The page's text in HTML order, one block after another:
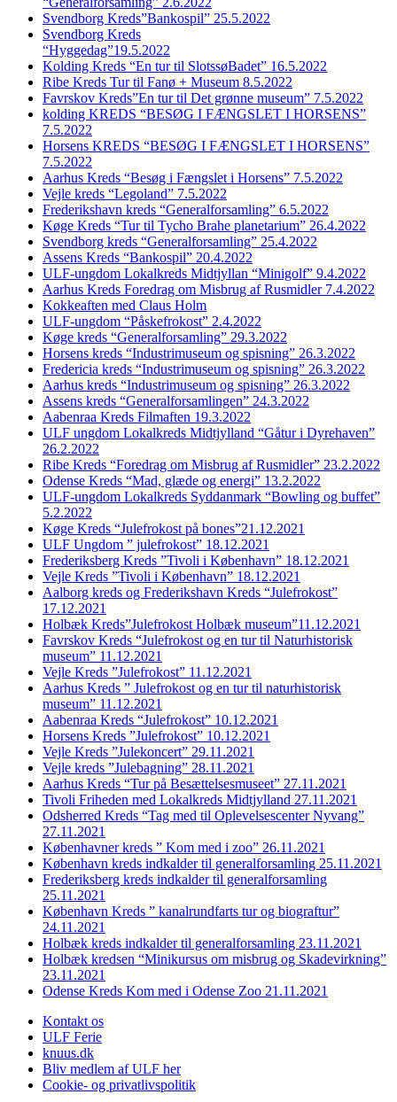
Svendborg Kreds”Bankospil” 25.5.2022
Svendborg Kreds
“Hyggedag”19.5.2022
Kolding Kreds “En tur til SlotssøBadet” 16.5.2022
Ribe Kreds Tur til Fanø + Museum 8.5.2022
Favrskov Kreds”En tur til Det grønne museum” 7.5.2022
kolding KREDS “BESØG I FÆNGSLET I HORSENS”
7.5.2022
Horsens KREDS “BESØG I FÆNGSLET I HORSENS”
7.5.2022
Aarhus Kreds “Besøg i Fængslet i Horsens” 7.5.2022
Vejle kreds “Legoland” 7.5.2022
Frederikshavn kreds “Generalforsamling” 6.5.2022
Køge Kreds “Tur til Tycho Brahe planetarium” 26.4.2022
Svendborg kreds “Generalforsamling” 25.4.2022
Assens Kreds “Bankospil” 20.4.2022
ULF-ungdom Lokalkreds Midtjyllan “Minigolf” 9.4.2022
Aarhus Kreds Foredrag om Misbrug af Rusmidler 7.4.2022
Kokkeaften med Claus Holm
ULF-ungdom “Påskefrokost” 2.4.2022
Køge kreds “Generalforsamling” 29.3.2022
Horsens kreds “Industrimuseum og spisning” 26.3.2022
Fredericia kreds “Industrimuseum og spisning” 26.3.2022
Aarhus kreds “Industrimuseum og spisning” 26.3.2022
Assens kreds “Generalforsamlingen” 24.3.2022
Aabenraa Kreds Filmaften 19.3.2022
ULF ungdom Lokalkreds Midtjylland “Gåtur i Dyrehaven”
26.2.2022
Ribe Kreds “Foredrag om Misbrug af Rusmidler” 23.2.2022
Odense Kreds “Mad, glæde og energi” 13.2.2022
ULF-ungdom Lokalkreds Syddanmark “Bowling og buffet”
5.2.2022
Køge Kreds “Julefrokost på bones”21.12.2021
ULF Ungdom ” julefrokost” 18.12.2021
Frederiksberg Kreds ”Tivoli i København” 18.12.2021
Vejle Kreds ”Tivoli i København” 18.12.2021
Aalborg kreds og Frederikshavn Kreds “Julefrokost”
17.12.2021
Holbæk Kreds”Julefrokost Holbæk museum”11.12.2021
Favrskov Kreds “Julefrokost og en tur til Naturhistorisk
museum” 11.12.2021
Vejle Kreds ”Julefrokost” 11.12.2021
Aarhus Kreds ” Julefrokost og en tur til naturhistorisk
museum” 11.12.2021
Aabenraa Kreds “Julefrokost” 10.12.2021
Horsens Kreds ”Julefrokost” 10.12.2021
Vejle Kreds ”Julekoncert” 29.11.2021
Vejle kreds ”Julebagning” 28.11.2021
Aarhus Kreds “Tur på Besættelsesmuseet” 27.11.2021
Tivoli Friheden med Lokalkreds Midtjylland 27.11.2021
Odsherred Kreds “Tag med til Oplevelsescenter Nyvang”
27.11.2021
Københavner kreds ” Kom med i zoo” 26.11.2021
København kreds indkalder til generalforsamling 25.11.2021
Frederiksberg kreds indkalder til generalforsamling
25.11.2021
København Kreds ” kanalrundfarts tur og biograftur”
24.11.2021
Holbæk kreds indkalder til generalforsamling 23.11.2021
Holbæk kredsen “Minikursus om misbrug og Skadevirkning”
23.11.2021
Odense Kreds Kom med i Odense Zoo 21.11.2021
Kontakt os
ULF Ferie
knuus.dk
Bliv medlem af ULF her
Cookie- og privatlivspolitik